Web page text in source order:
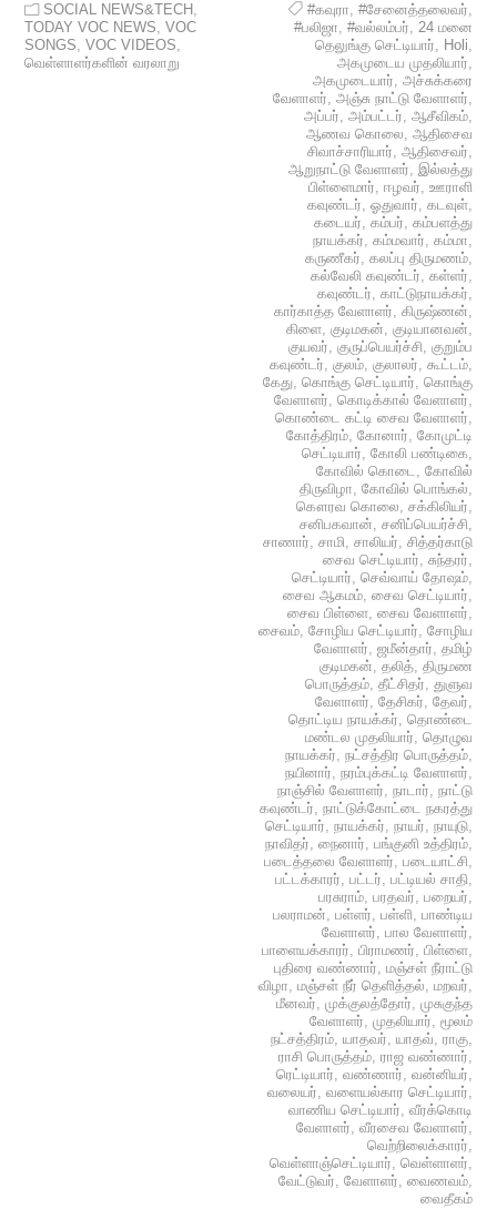
SOCIAL NEWS&TECH ,
TODAY VOC NEWS,VOC
SONGS,VOC VIDEOS,
வெள்ளாளர்களின் வரலாறு
#கவுரா, #சேனைத்தலைவர்,
#பலிஜா, #வல்லம்பர், 24 மனை
தெலுங்கு செட்டியார், Holi,
அகமுடைய முதலியார்,
அகமுடையார், அச்சுக்கரை
வேளாளர், அஞ்சு நாட்டு வேளாளர்,
அப்பர், அம்பட்டர், ஆசீவிகம்,
ஆணவ கொலை, ஆதிசைவ
சிவாச்சாரியார், ஆதிசைவர்,
ஆறுநாட்டு வேளாளர், இல்லத்து
பிள்ளைமார், ஈழவர், ஊராளி
கவுண்டர், ஓதுவார், கடவுள்,
கடையர், கம்பர், கம்பளத்து
நாயக்கர், கம்மவார், கம்மா,
கருணீகர், கலப்பு திருமணம்,
கல்வேலி கவுண்டர், கள்ளர்,
கவுண்டர், காட்டுநாயக்கர்,
கார்காத்த வேளாளர், கிருஷ்ணன்,
கிளை, குடிமகன், குடியானவன்,
குயவர், குருப்பெயர்ச்சி, குறும்ப
கவுண்டர், குலம், குலாலர், கூட்டம்,
கேது, கொங்கு செட்டியார், கொங்கு
வேளாளர், கொடிக்கால் வேளாளர்,
கொண்டை கட்டி சைவ வேளாளர்,
கோத்திரம், கோனார், கோமுட்டி
செட்டியார், கோலி பண்டிகை,
கோவில் கொடை, கோவில்
திருவிழா, கோவில் பொங்கல்,
கௌரவ கொலை, சக்கிலியர்,
சனிபகவான், சனிப்பெயர்ச்சி,
சாணார், சாமி, சாலியர், சித்தர்காடு
சைவ செட்டியார், சுந்தரர்,
செட்டியார், செவ்வாய் தோஷம்,
சைவ ஆகமம், சைவ செட்டியார்,
சைவ பிள்ளை, சைவ வேளாளர்,
சைவம், சோழிய செட்டியார், சோழிய
வேளாளர், ஜமீன்தார், தமிழ்
குடிமகன், தலித், திருமண
பொருத்தம், தீட்சிதர், துளுவ
வேளாளர், தேசிகர், தேவர்,
தொட்டிய நாயக்கர், தொண்டை
மண்டல முதலியார், தொழுவ
நாயக்கர், நட்சத்திர பொருத்தம்,
நயினார், நரம்புக்கட்டி வேளாளர்,
நாஞ்சில் வேளாளர், நாடார், நாட்டு
கவுண்டர், நாட்டுக்கோட்டை நகரத்து
செட்டியார், நாயக்கர், நாயர், நாயுடு,
நாவிதர், நைனார், பங்குனி உத்திரம்,
படைத்தலை வேளாளர், படையாட்சி,
பட்டக்காரர், பட்டர், பட்டியல் சாதி,
பரசுராம், பரதவர், பறையர்,
பலராமன், பள்ளர், பள்ளி, பாண்டிய
வேளாளர், பால வேளாளர்,
பாளையக்காரர், பிராமணர், பிள்ளை,
புதிரை வண்ணார், மஞ்சள் நீராட்டு
விழா, மஞ்சள் நீர் தெளித்தல், மறவர்,
மீனவர், முக்குலத்தோர், முசுகுந்த
வேளாளர், முதலியார், மூலம்
நட்சத்திரம், யாதவர், யாதவ், ராகு,
ராசி பொருத்தம், ராஜ வண்ணார்,
ரெட்டியார், வண்ணார், வன்னியர்,
வலையர், வளையல்கார செட்டியார்,
வாணிய செட்டியார், வீரக்கொடி
வேளாளர், வீரசைவ வேளாளர்,
வெற்றிலைக்காரர்,
வெள்ளாஞ்செட்டியார், வெள்ளாளர்,
வேட்டுவர், வேளாளர், வைணவம்,
வைதீகம்